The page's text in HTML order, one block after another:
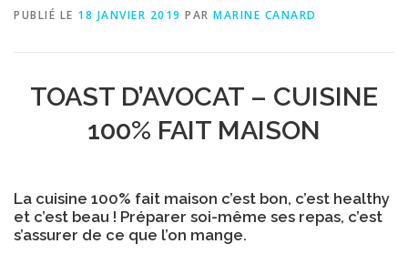
PUBLIÉ LE 18 JANVIER 2019 PAR MARINE CANARD
TOAST D’AVOCAT – CUISINE
100% FAIT MAISON
La cuisine 100% fait maison c’est bon, c’est healthy
et c’est beau ! Préparer soi-même ses repas, c’est
s’assurer de ce que l’on mange.